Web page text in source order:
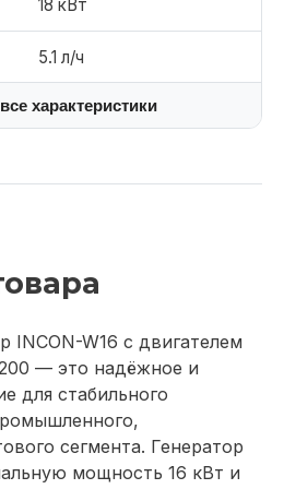
18 кВт
5.1 л/ч
характеристики
INCON-W16 с двигателем
— это надёжное и
для стабильного
сегмента. Генератор
мощность 16 кВт и